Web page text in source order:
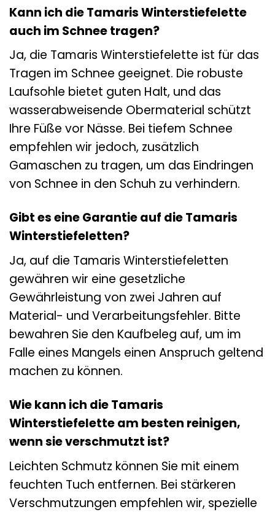
Kann ich die Tamaris Winterstiefelette
auch im Schnee tragen?
Ja, die Tamaris Winterstiefelette ist für das
Tragen im Schnee geeignet. Die robuste
Laufsohle bietet guten Halt, und das
wasserabweisende Obermaterial schützt
Ihre Füße vor Nässe. Bei tiefem Schnee
empfehlen wir jedoch, zusätzlich
Gamaschen zu tragen, um das Eindringen
von Schnee in den Schuh zu verhindern.
Gibt es eine Garantie auf die Tamaris
Winterstiefeletten?
Ja, auf die Tamaris Winterstiefeletten
gewähren wir eine gesetzliche
Gewährleistung von zwei Jahren auf
Material- und Verarbeitungsfehler. Bitte
bewahren Sie den Kaufbeleg auf, um im
Falle eines Mangels einen Anspruch geltend
machen zu können.
Wie kann ich die Tamaris
Winterstiefelette am besten reinigen,
wenn sie verschmutzt ist?
Leichten Schmutz können Sie mit einem
feuchten Tuch entfernen. Bei stärkeren
Verschmutzungen empfehlen wir, spezielle